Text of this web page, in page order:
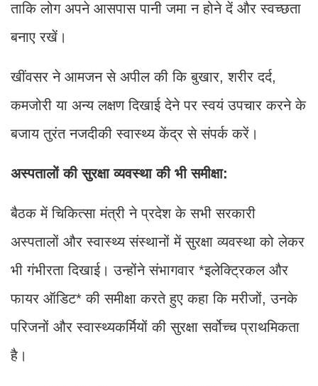
ताकि लोग अपने आसपास पानी जमा न होने दें और स्वच्छता
बनाए रखें।
खींवसर ने आमजन से अपील की कि बुखार, शरीर दर्द,
कमजोरी या अन्य लक्षण दिखाई देने पर स्वयं उपचार करने के
बजाय तुरंत नजदीकी स्वास्थ्य केंद्र से संपर्क करें।
अस्पतालों की सुरक्षा व्यवस्था की भी समीक्षा:
बैठक में चिकित्सा मंत्री ने प्रदेश के सभी सरकारी
अस्पतालों और स्वास्थ्य संस्थानों में सुरक्षा व्यवस्था को लेकर
भी गंभीरता दिखाई। उन्होंने संभागवार *इलेक्ट्रिकल और
फायर ऑडिट* की समीक्षा करते हुए कहा कि मरीजों, उनके
परिजनों और स्वास्थ्यकर्मियों की सुरक्षा सर्वोच्च प्राथमिकता
है।